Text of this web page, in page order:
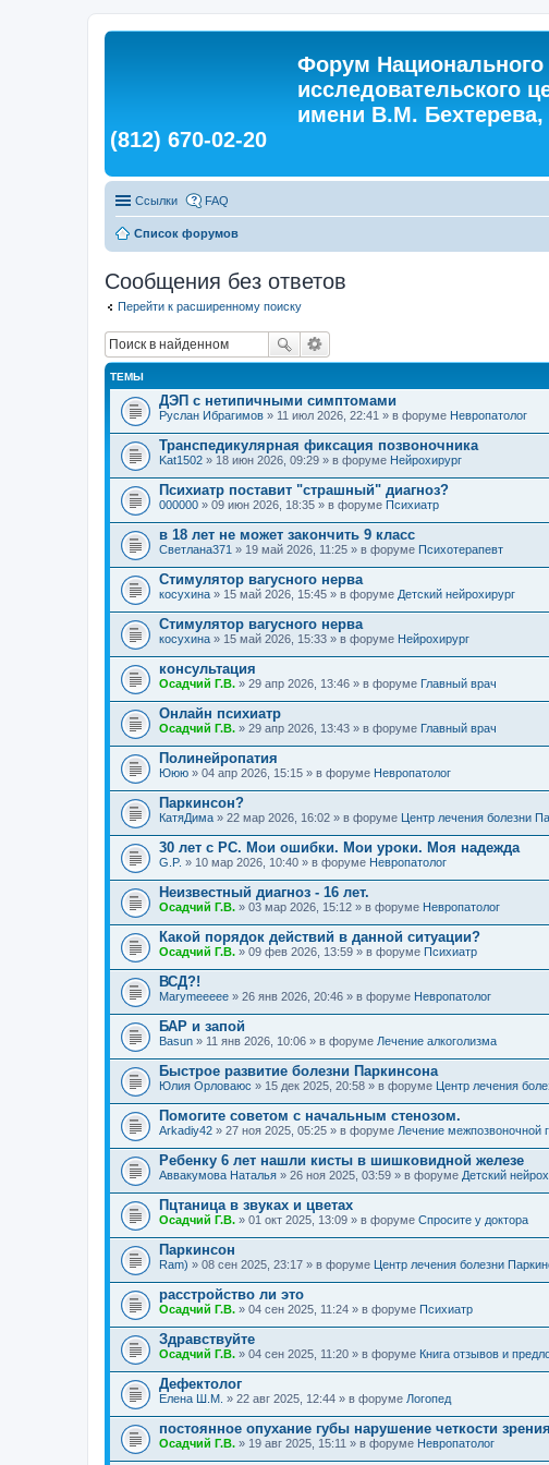
Форум Национального
исследовательского
имени В.М.
(812) 670-02-20
Ссылки FAQ
Список форумов
Сообщения без ответов
Перейти к расширенному поиску
ТЕМЫ
ДЭП с нетипичными симптомами
Руслан Ибрагимов » 11 июл 2026, 22:41 » в форуме Невропатолог
Транспедикулярная фиксация позвоночника
Kat1502 » 18 июн 2026, 09:29 » в форуме Нейрохирург
Психиатр поставит "страшный" диагноз?
000000 » 09 июн 2026, 18:35 » в форуме Психиатр
в 18 лет не может закончить 9 класс
Светлана371 » 19 май 2026, 11:25 » в форуме Психотерапевт
Стимулятор вагусного нерва
косухина » 15 май 2026, 15:45 » в форуме Детский нейрохирург
Стимулятор вагусного нерва
косухина » 15 май 2026, 15:33 » в форуме Нейрохирург
консультация
Осадчий Г.В. » 29 апр 2026, 13:46 » в форуме Главный врач
Онлайн психиатр
Осадчий Г.В. » 29 апр 2026, 13:43 » в форуме Главный врач
Полинейропатия
Ююю » 04 апр 2026, 15:15 » в форуме Невропатолог
Паркинсон?
КатяДима » 22 мар 2026, 16:02 » в форуме Центр лечения болезни
30 лет с РС. Мои ошибки. Мои уроки. Моя надежда
G.P. » 10 мар 2026, 10:40 » в форуме Невропатолог
Неизвестный диагноз - 16 лет.
Осадчий Г.В. » 03 мар 2026, 15:12 » в форуме Невропатолог
Какой порядок действий в данной ситуации?
Осадчий Г.В. » 09 фев 2026, 13:59 » в форуме Психиатр
ВСД?!
Marymeeeee » 26 янв 2026, 20:46 » в форуме Невропатолог
БАР и запой
Basun » 11 янв 2026, 10:06 » в форуме Лечение алкоголизма
Быстрое развитие болезни Паркинсона
Юлия Орловаюс » 15 дек 2025, 20:58 » в форуме Центр лечения
Помогите советом с начальным стенозом.
Arkadiy42 » 27 ноя 2025, 05:25 » в форуме Лечение межпозвоночной
Ребенку 6 лет нашли кисты в шишковидной железе
Аввакумова Наталья » 26 ноя 2025, 03:59 » в форуме Детский
Пцтаница в звуках и цветах
Осадчий Г.В. » 01 окт 2025, 13:09 » в форуме Спросите у доктора
Паркинсон
Ram) » 08 сен 2025, 23:17 » в форуме Центр лечения болезни
расстройство ли это
Осадчий Г.В. » 04 сен 2025, 11:24 » в форуме Психиатр
Здравствуйте
Осадчий Г.В. » 04 сен 2025, 11:20 » в форуме Книга отзывов и
Дефектолог
Елена Ш.М. » 22 авг 2025, 12:44 » в форуме Логопед
постоянное опухание губы нарушение четкости зрения
Осадчий Г.В. » 19 авг 2025, 15:11 » в форуме Невропатолог